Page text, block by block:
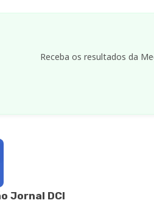
Receba os resultados da
Jornal DCI